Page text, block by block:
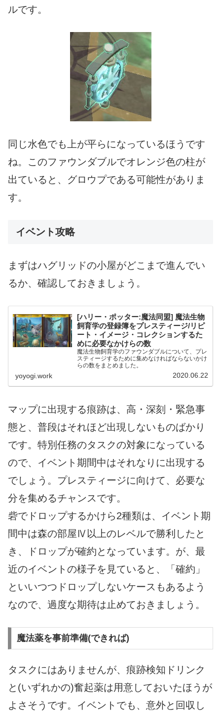
ルです。
同じ水色でも上が平らになっているほうです
ね。このファウンダブルでオレンジ色の柱が
出ていると、グロウプである可能性がありま
す。
イベント攻略
まずはハグリッドの小屋がどこまで進んでい
るか、確認しておきましょう。
[ハリー・ポッター:魔法同盟] 魔法生物
飼育学の登録簿をプレスティージ/リピ
ート・イメージ・コレクションするた
めに必要なかけらの数
魔法生物飼育学のファウンダブルについて、プレ
スティージするために集めなければならないかけ
らの数をまとめました。
yoyogi.work 2020.06.22
マップに出現する痕跡は、高・深刻・緊急事
態と、普段はそれほど出現しないものばかり
です。特別任務のタスクの対象になっている
ので、イベント期間中はそれなりに出現する
でしょう。プレスティージに向けて、必要な
分を集めるチャンスです。
砦でドロップするかけら2種類は、イベント期
間中は森の部屋Ⅳ以上のレベルで勝利したと
き、ドロップが確約となっています。が、最
近のイベントの様子を見ていると、「確約」
といいつつドロップしないケースもあるよう
なので、過度な期待は止めておきましょう。
魔法薬を事前準備(できれば)
タスクにはありませんが、痕跡検知ドリンク
と(いずれかの)奮起薬は用意しておいたほうが
よさそうです。イベントでも、意外と回収し